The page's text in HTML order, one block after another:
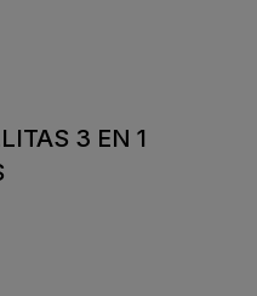
3 EN 1